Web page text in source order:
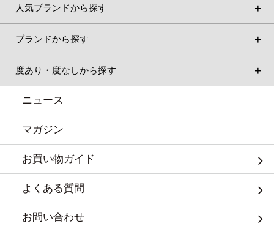
人気ブランドから探す
ブランドから探す
度あり・度なしから探す
ニュース
マガジン
お買い物ガイド
よくある質問
お問い合わせ